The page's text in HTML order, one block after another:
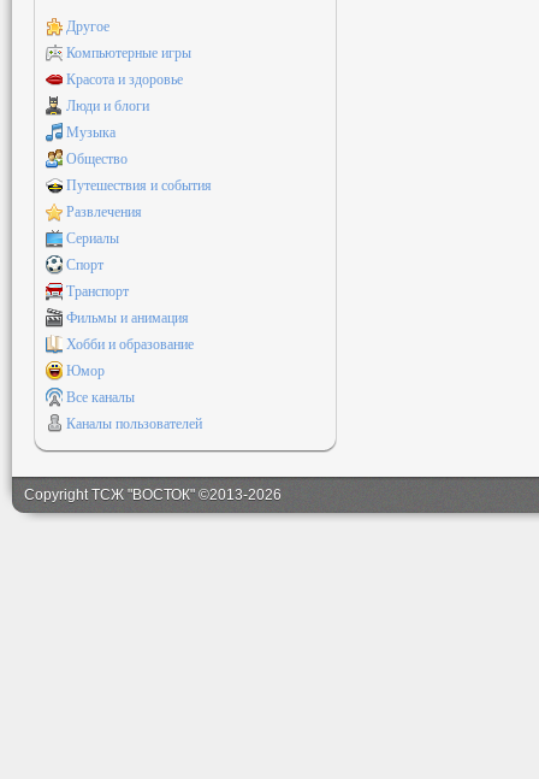
Другое
Компьютерные игры
Красота и здоровье
Люди и блоги
Музыка
Общество
Путешествия и события
Развлечения
Сериалы
Спорт
Транспорт
Фильмы и анимация
Хобби и образование
Юмор
Все каналы
Каналы пользователей
Copyright ТСЖ "ВОСТОК" ©2013-2026